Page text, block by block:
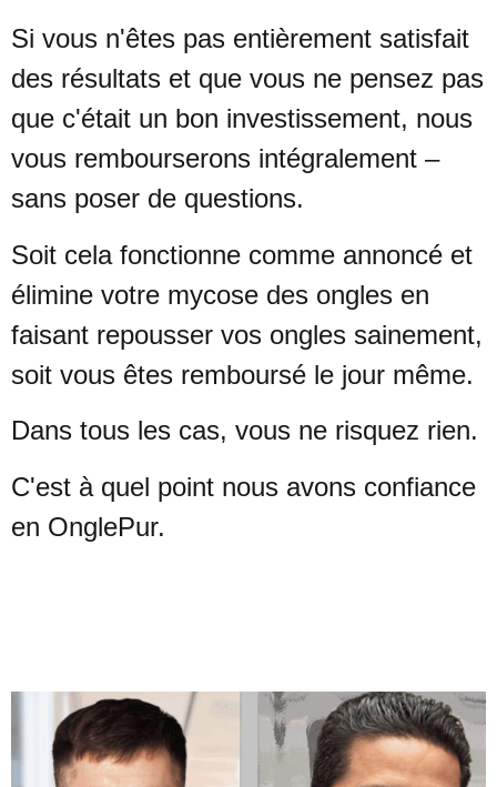
Si vous n'êtes pas entièrement satisfait
des résultats et que vous ne pensez pas
que c'était un bon investissement, nous
vous rembourserons intégralement –
sans poser de questions.
Soit cela fonctionne comme annoncé et
élimine votre mycose des ongles en
faisant repousser vos ongles sainement,
soit vous êtes remboursé le jour même.
Dans tous les cas, vous ne risquez rien.
C'est à quel point nous avons confiance
en OnglePur.